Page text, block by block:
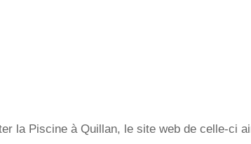
la Piscine à Quillan, le site web de celle-ci